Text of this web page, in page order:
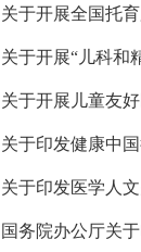
关于开展全国托
关于开展“儿科和
关于开展儿童友
关于印发医学人
国务院办公厅关